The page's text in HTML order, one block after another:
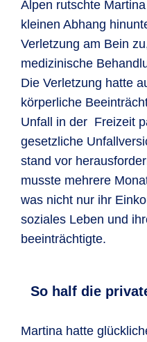
Alpen rutschte
kleinen Abhang
Verletzung am Bein
medizinische
Die Verletzung hatte
körperliche
Unfall in der Freizeit
gesetzliche
stand vor
musste mehrere
was nicht nur ihr
soziales Leben und
beeinträchtigte.
So half die
Martina hatte